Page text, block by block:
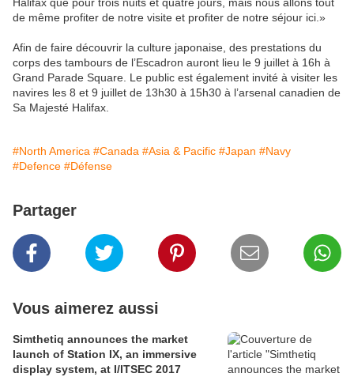
de même profiter de notre visite et profiter de notre séjour ici.»
Afin de faire découvrir la culture japonaise, des prestations du
corps des tambours de l’Escadron auront lieu le 9 juillet à 16h à
Grand Parade Square. Le public est également invité à visiter les
navires les 8 et 9 juillet de 13h30 à 15h30 à l’arsenal canadien de
Sa Majesté Halifax.
#North America #Canada #Asia & Pacific #Japan #Navy
#Defence #Défense
Partager
Vous aimerez aussi
Simthetiq announces the market
launch of Station IX, an immersive
display system, at I/ITSEC 2017